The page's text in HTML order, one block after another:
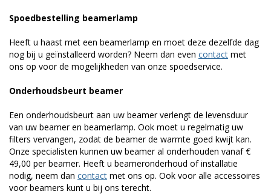
Spoedbestelling beamerlamp
Heeft u haast met een beamerlamp en moet deze dezelfde dag
nog bij u geïnstalleerd worden? Neem dan even contact met
ons op voor de mogelijkheden van onze spoedservice.
Onderhoudsbeurt beamer
Een onderhoudsbeurt aan uw beamer verlengt de levensduur
van uw beamer en beamerlamp. Ook moet u regelmatig uw
filters vervangen, zodat de beamer de warmte goed kwijt kan.
Onze specialisten kunnen uw beamer al onderhouden vanaf €
49,00 per beamer. Heeft u beameronderhoud of installatie
nodig, neem dan contact met ons op. Ook voor alle accessoires
voor beamers kunt u bij ons terecht.